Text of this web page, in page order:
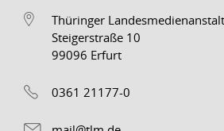
Thüringer
Steigerstraße 10
99096 Erfurt
0361 21177-0